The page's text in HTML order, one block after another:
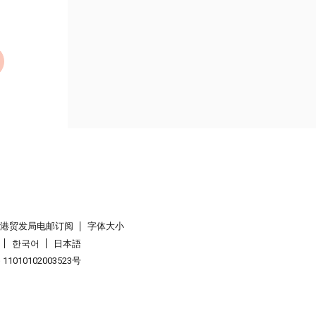
贸发局电邮订阅
字体大小
한국어
日本語
号